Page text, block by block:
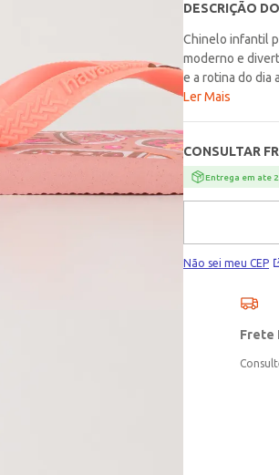
DESCRIÇÃO
Chinelo infantil
moderno e
e a rotina do dia
grossas e
e cheio de
ideal para
muita
Ler Mais
CONSULTAR
Entrega em ate
Não sei meu CEP
Frete